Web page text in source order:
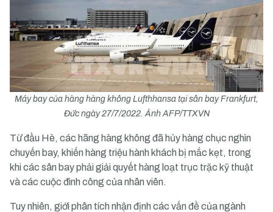
Máy bay của hàng hàng không Lufthhansa tại sân bay Frankfurt,
Đức ngày 27/7/2022. Ảnh AFP/TTXVN
Từ đầu Hè, các hãng hàng không đã hủy hàng chục nghìn
chuyến bay, khiến hàng triệu hành khách bị mắc kẹt, trong
khi các sân bay phải giải quyết hàng loạt trục trặc kỹ thuật
và các cuộc đình công của nhân viên.
Tuy nhiên, giới phân tích nhận định các vấn đề của ngành